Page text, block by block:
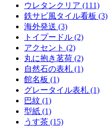
ウレタンクリア (111)
鉄サビ風タイル看板 (3)
海外発送 (3)
トイプードル (2)
アクセント (2)
丸に抱き茗荷 (2)
自然石の表札 (1)
館名板 (1)
グレータイル表札 (1)
巴紋 (1)
型紙 (1)
うす茶 (15)